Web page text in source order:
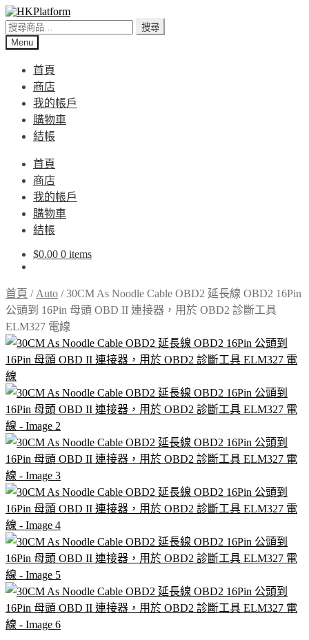
Skip
to
navigation
Skip
to
content
搜
尋
搜尋
Menu
首頁
商店
我的帳戶
購物車
結帳
首頁
商店
我的帳戶
購物車
結帳
$0.00 0 items
首頁 / Auto /30CM As Noodle Cable OBD2 延長線 OBD2 16Pin
公頭到 16Pin 母頭 OBD II 連接器，用於 OBD2 診斷工具
ELM327 電線